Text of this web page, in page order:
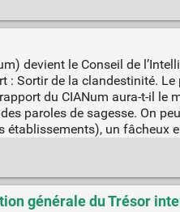
devient le Conseil de
Sortir de la clandestinité. Le
du CIANum aura-t-il le
paroles de sagesse. On
établissements), un
générale du Trésor